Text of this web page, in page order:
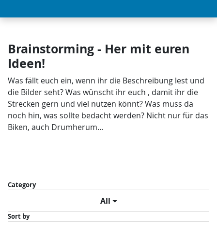
Brainstorming - Her mit euren
Ideen!
Was fällt euch ein, wenn ihr die Beschreibung lest und
die Bilder seht? Was wünscht ihr euch , damit ihr die
Strecken gern und viel nutzen könnt? Was muss da
noch hin, was sollte bedacht werden? Nicht nur für das
Biken, auch Drumherum...
Category
All
Sort by